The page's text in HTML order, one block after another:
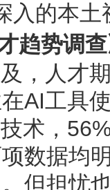
入的本土
趋势调
，人才
AI工具
术，
数据均
但担忧